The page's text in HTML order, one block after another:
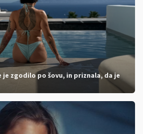
je zgodilo po šovu, in priznala, da je